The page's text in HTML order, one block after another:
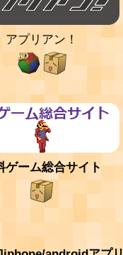
アプリアン！
ゲーム総合サイト